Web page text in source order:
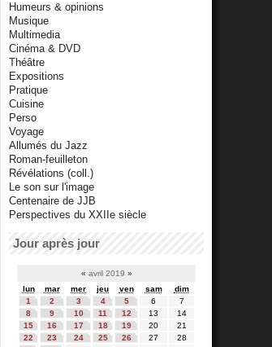
Humeurs & opinions
Musique
Multimedia
Cinéma & DVD
Théâtre
Expositions
Pratique
Cuisine
Perso
Voyage
Allumés du Jazz
Roman-feuilleton
Révélations (coll.)
Le son sur l'image
Centenaire de JJB
Perspectives du XXIIe siècle
Jour après jour
« avril 2019 »
lun
mar mer jeu ven sam
dim
1
2 3 4 5 6
7
8
9 10 11 12 13
14
15
16 17 18 19 20
21
22
23 24 25 26 27
28